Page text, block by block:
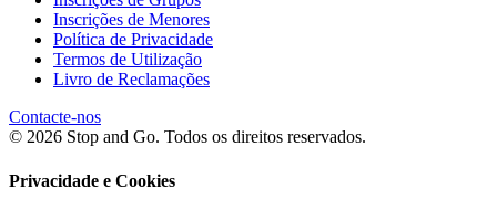
Inscrições de Menores
Política de Privacidade
Termos de Utilização
Livro de Reclamações
Contacte-nos
© 2026 Stop and Go. Todos os direitos reservados.
Privacidade e Cookies